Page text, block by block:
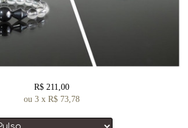
R$ 211,00
ou 3 x R$ 73,78